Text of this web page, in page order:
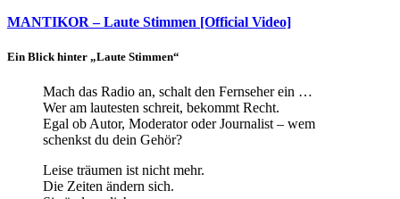
MANTIKOR – Laute Stimmen [Official Video]
Ein Blick hinter „Laute Stimmen“
Mach das Radio an, schalt den Fernseher ein …
Wer am lautesten schreit, bekommt Recht.
Egal ob Autor, Moderator oder Journalist – wem
schenkst du dein Gehör?
Leise träumen ist nicht mehr.
Die Zeiten ändern sich.